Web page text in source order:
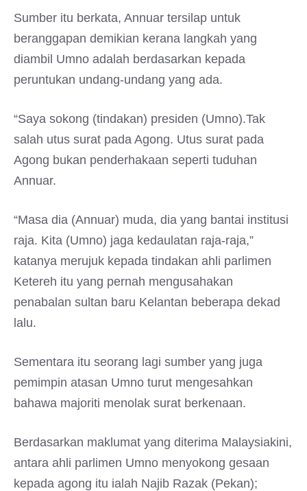
Sumber itu berkata, Annuar tersilap untuk
beranggapan demikian kerana langkah yang
diambil Umno adalah berdasarkan kepada
peruntukan undang-undang yang ada.
“Saya sokong (tindakan) presiden (Umno).Tak
salah utus surat pada Agong. Utus surat pada
Agong bukan penderhakaan seperti tuduhan
Annuar.
“Masa dia (Annuar) muda, dia yang bantai institusi
raja. Kita (Umno) jaga kedaulatan raja-raja,”
katanya merujuk kepada tindakan ahli parlimen
Ketereh itu yang pernah mengusahakan
penabalan sultan baru Kelantan beberapa dekad
lalu.
Sementara itu seorang lagi sumber yang juga
pemimpin atasan Umno turut mengesahkan
bahawa majoriti menolak surat berkenaan.
Berdasarkan maklumat yang diterima Malaysiakini,
antara ahli parlimen Umno menyokong gesaan
kepada agong itu ialah Najib Razak (Pekan);